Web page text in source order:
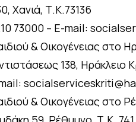
Χανιά, Τ.Κ.73136
73000 – Ε-mail:
& Οικογένειας στο
138, Ηράκλειο
& Οικογένειας στο